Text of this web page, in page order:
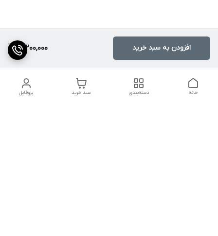
17,200,000 افزودن به سبد خرید
پروفایل سبد خرید دسته‌بندی خانه